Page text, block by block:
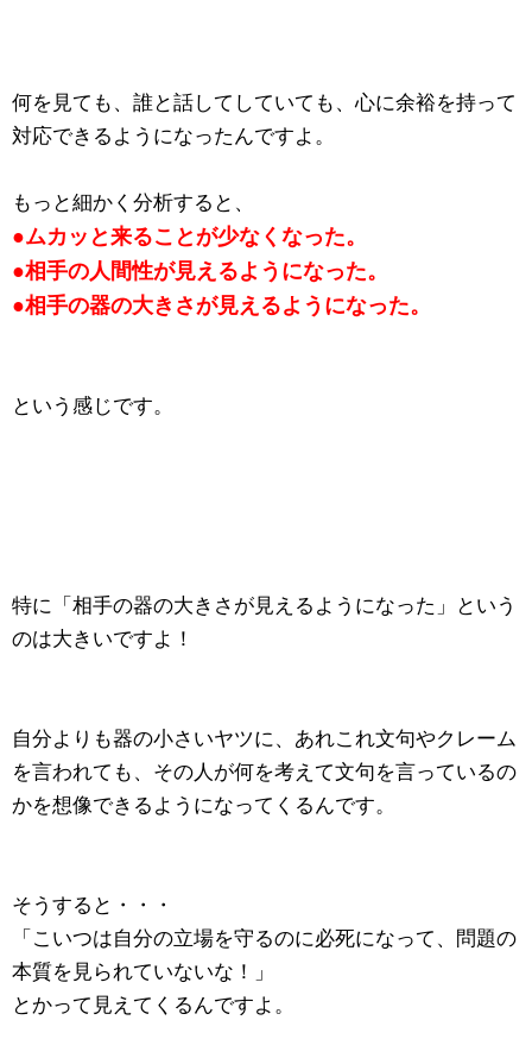
何を見ても、誰と話してしていても、心に余裕を持って
対応できるようになったんですよ。
もっと細かく分析すると、
●ムカッと来ることが少なくなった。
●相手の人間性が見えるようになった。
●相手の器の大きさが見えるようになった。
という感じです。
特に「相手の器の大きさが見えるようになった」という
のは大きいですよ！
自分よりも器の小さいヤツに、あれこれ文句やクレーム
を言われても、その人が何を考えて文句を言っているの
かを想像できるようになってくるんです。
そうすると・・・
「こいつは自分の立場を守るのに必死になって、問題の
本質を見られていないな！」
とかって見えてくるんですよ。